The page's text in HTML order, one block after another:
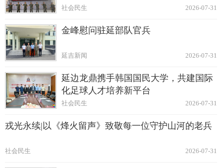
2026-07-31
社会民生
金峰慰问驻延部队官兵
2026-07-31
延吉新闻
延边龙鼎携手韩国国民大学，共建国际
化足球人才培养新平台
2026-07-31
社会民生
戎光永续|以《烽火留声》致敬每一位守护山河的老兵
2026-07-31
社会民生